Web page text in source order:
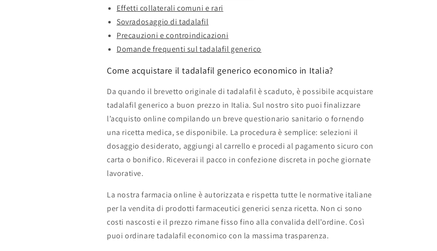
Effetti collaterali comuni e rari
Sovradosaggio di tadalafil
Precauzioni e controindicazioni
Domande frequenti sul tadalafil generico
Come acquistare il tadalafil generico economico in Italia?
Da quando il brevetto originale di tadalafil è scaduto, è possibile acquistare
tadalafil generico a buon prezzo in Italia. Sul nostro sito puoi finalizzare
l’acquisto online compilando un breve questionario sanitario o fornendo
una ricetta medica, se disponibile. La procedura è semplice: selezioni il
dosaggio desiderato, aggiungi al carrello e procedi al pagamento sicuro con
carta o bonifico. Riceverai il pacco in confezione discreta in poche giornate
lavorative.
La nostra farmacia online è autorizzata e rispetta tutte le normative italiane
per la vendita di prodotti farmaceutici generici senza ricetta. Non ci sono
costi nascosti e il prezzo rimane fisso fino alla convalida dell’ordine. Così
puoi ordinare tadalafil economico con la massima trasparenza.